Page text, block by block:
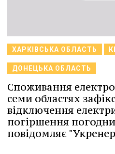
ХАРКІВСЬКА ОБЛАСТЬ
ДОНЕЦЬКА ОБЛАСТЬ
Споживання
семи областях
відключення
погіршення
повідомляє